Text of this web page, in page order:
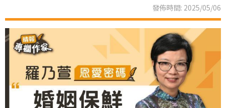
發佈時間: 2025/05/06